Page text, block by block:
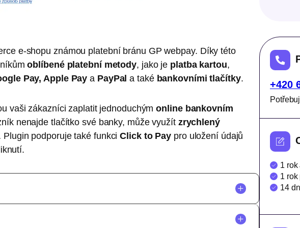
e-shopu známou platební bránu GP webpay. Díky této
oblíbené platební metody, jako je platba kartou,
Pay, Apple Pay a PayPal a také bankovními tlačítky.
vaši zákazníci zaplatit jednoduchýmonline bankovním
nenajde tlačítko své banky, může využít zrychlený
Plugin podporuje také funkciClick to Pay pro uložení údajů
způsobem úhrady při využití platební brány.
n
o
ž
s
+420
1 rok
1 rok
14